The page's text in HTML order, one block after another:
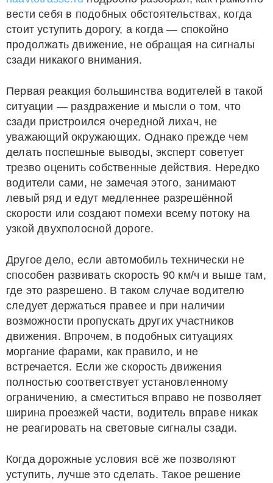
вести себя в подобных обстоятельствах, когда
стоит уступить дорогу, а когда — спокойно
продолжать движение, не обращая на сигналы
сзади никакого внимания.
Первая реакция большинства водителей в такой
ситуации — раздражение и мысли о том, что
сзади пристроился очередной лихач, не
уважающий окружающих. Однако прежде чем
делать поспешные выводы, эксперт советует
трезво оценить собственные действия. Нередко
водители сами, не замечая этого, занимают
левый ряд и едут медленнее разрешённой
скорости или создают помехи всему потоку на
узкой двухполосной дороге.
Другое дело, если автомобиль технически не
способен развивать скорость 90 км/ч и выше там,
где это разрешено. В таком случае водителю
следует держаться правее и при наличии
возможности пропускать других участников
движения. Впрочем, в подобных ситуациях
моргание фарами, как правило, и не
встречается. Если же скорость движения
полностью соответствует установленному
ограничению, а сместиться вправо не позволяет
ширина проезжей части, водитель вправе никак
не реагировать на световые сигналы сзади.
Когда дорожные условия всё же позволяют
уступить, лучше это сделать. Такое решение